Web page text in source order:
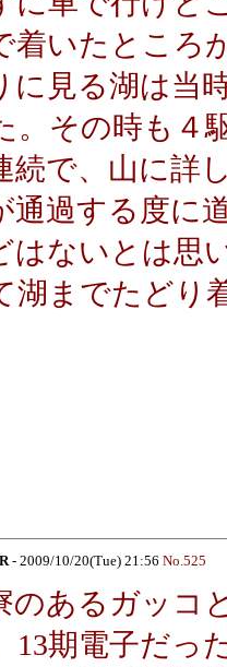
着いたところ
に見る湖は当
。その時も４
続で、山に詳
通過する度に
はないとは
湖までたどり
- 2009/10/20(Tue) 21:56 No.525
のあるガッコ
13期電子だっ